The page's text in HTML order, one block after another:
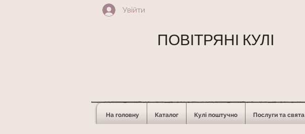
Увійти
ПОВІТРЯНІ КУЛІ
На головну Каталог Кулі поштучно Послуги та свята